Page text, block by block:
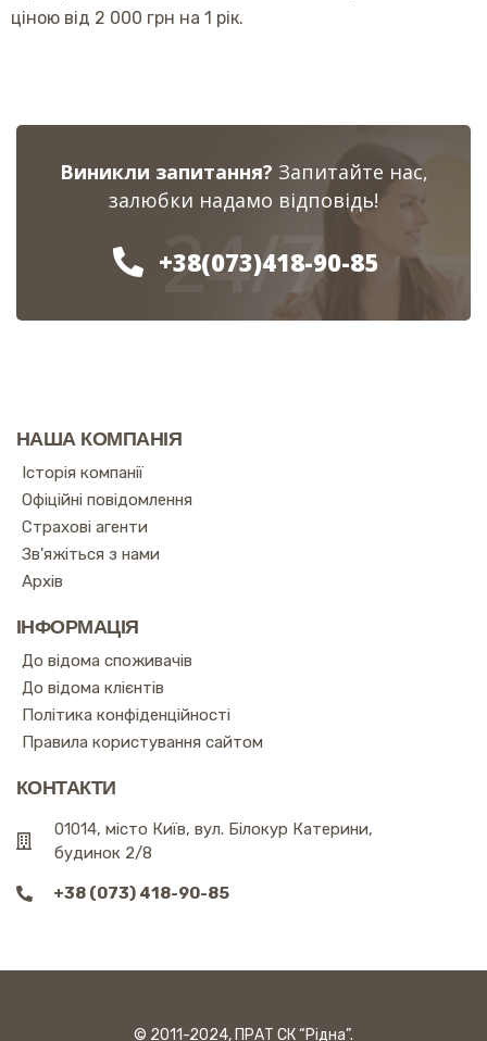
ціною від 2 000 грн на 1 рік.
Виникли запитання? Запитайте нас,
залюбки надамо відповідь!
+38(073)418-90-85
24/7
НАША КОМПАНІЯ
Історія компанії
Офіційні повідомлення
Страхові агенти
Зв'яжіться з нами
Архів
ІНФОРМАЦІЯ
До відома споживачів
До відома клієнтів
Політика конфіденційності
Правила користування сайтом
КОНТАКТИ
01014, місто Київ, вул. Білокур Катерини,
будинок 2/8
+38 (073) 418-90-85
© 2011-2024, ПРАТ СК “Рідна”.